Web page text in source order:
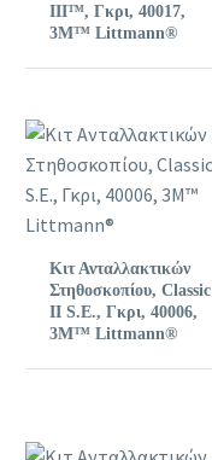
III™, Γκρι, 40017,
3M™ Littmann®
Κιτ Ανταλλακτικών
Στηθοσκοπίου, Classic
II S.E., Γκρι, 40006,
3M™ Littmann®